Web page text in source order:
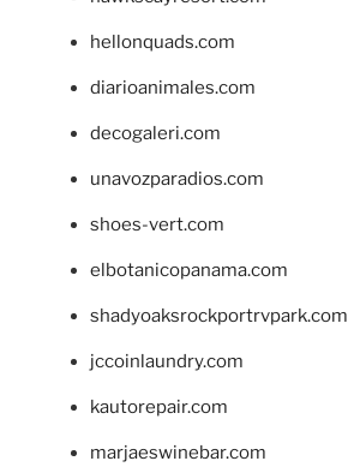
hellonquads.com
diarioanimales.com
decogaleri.com
unavozparadios.com
shoes-vert.com
elbotanicopanama.com
shadyoaksrockportrvpark.com
jccoinlaundry.com
kautorepair.com
marjaeswinebar.com